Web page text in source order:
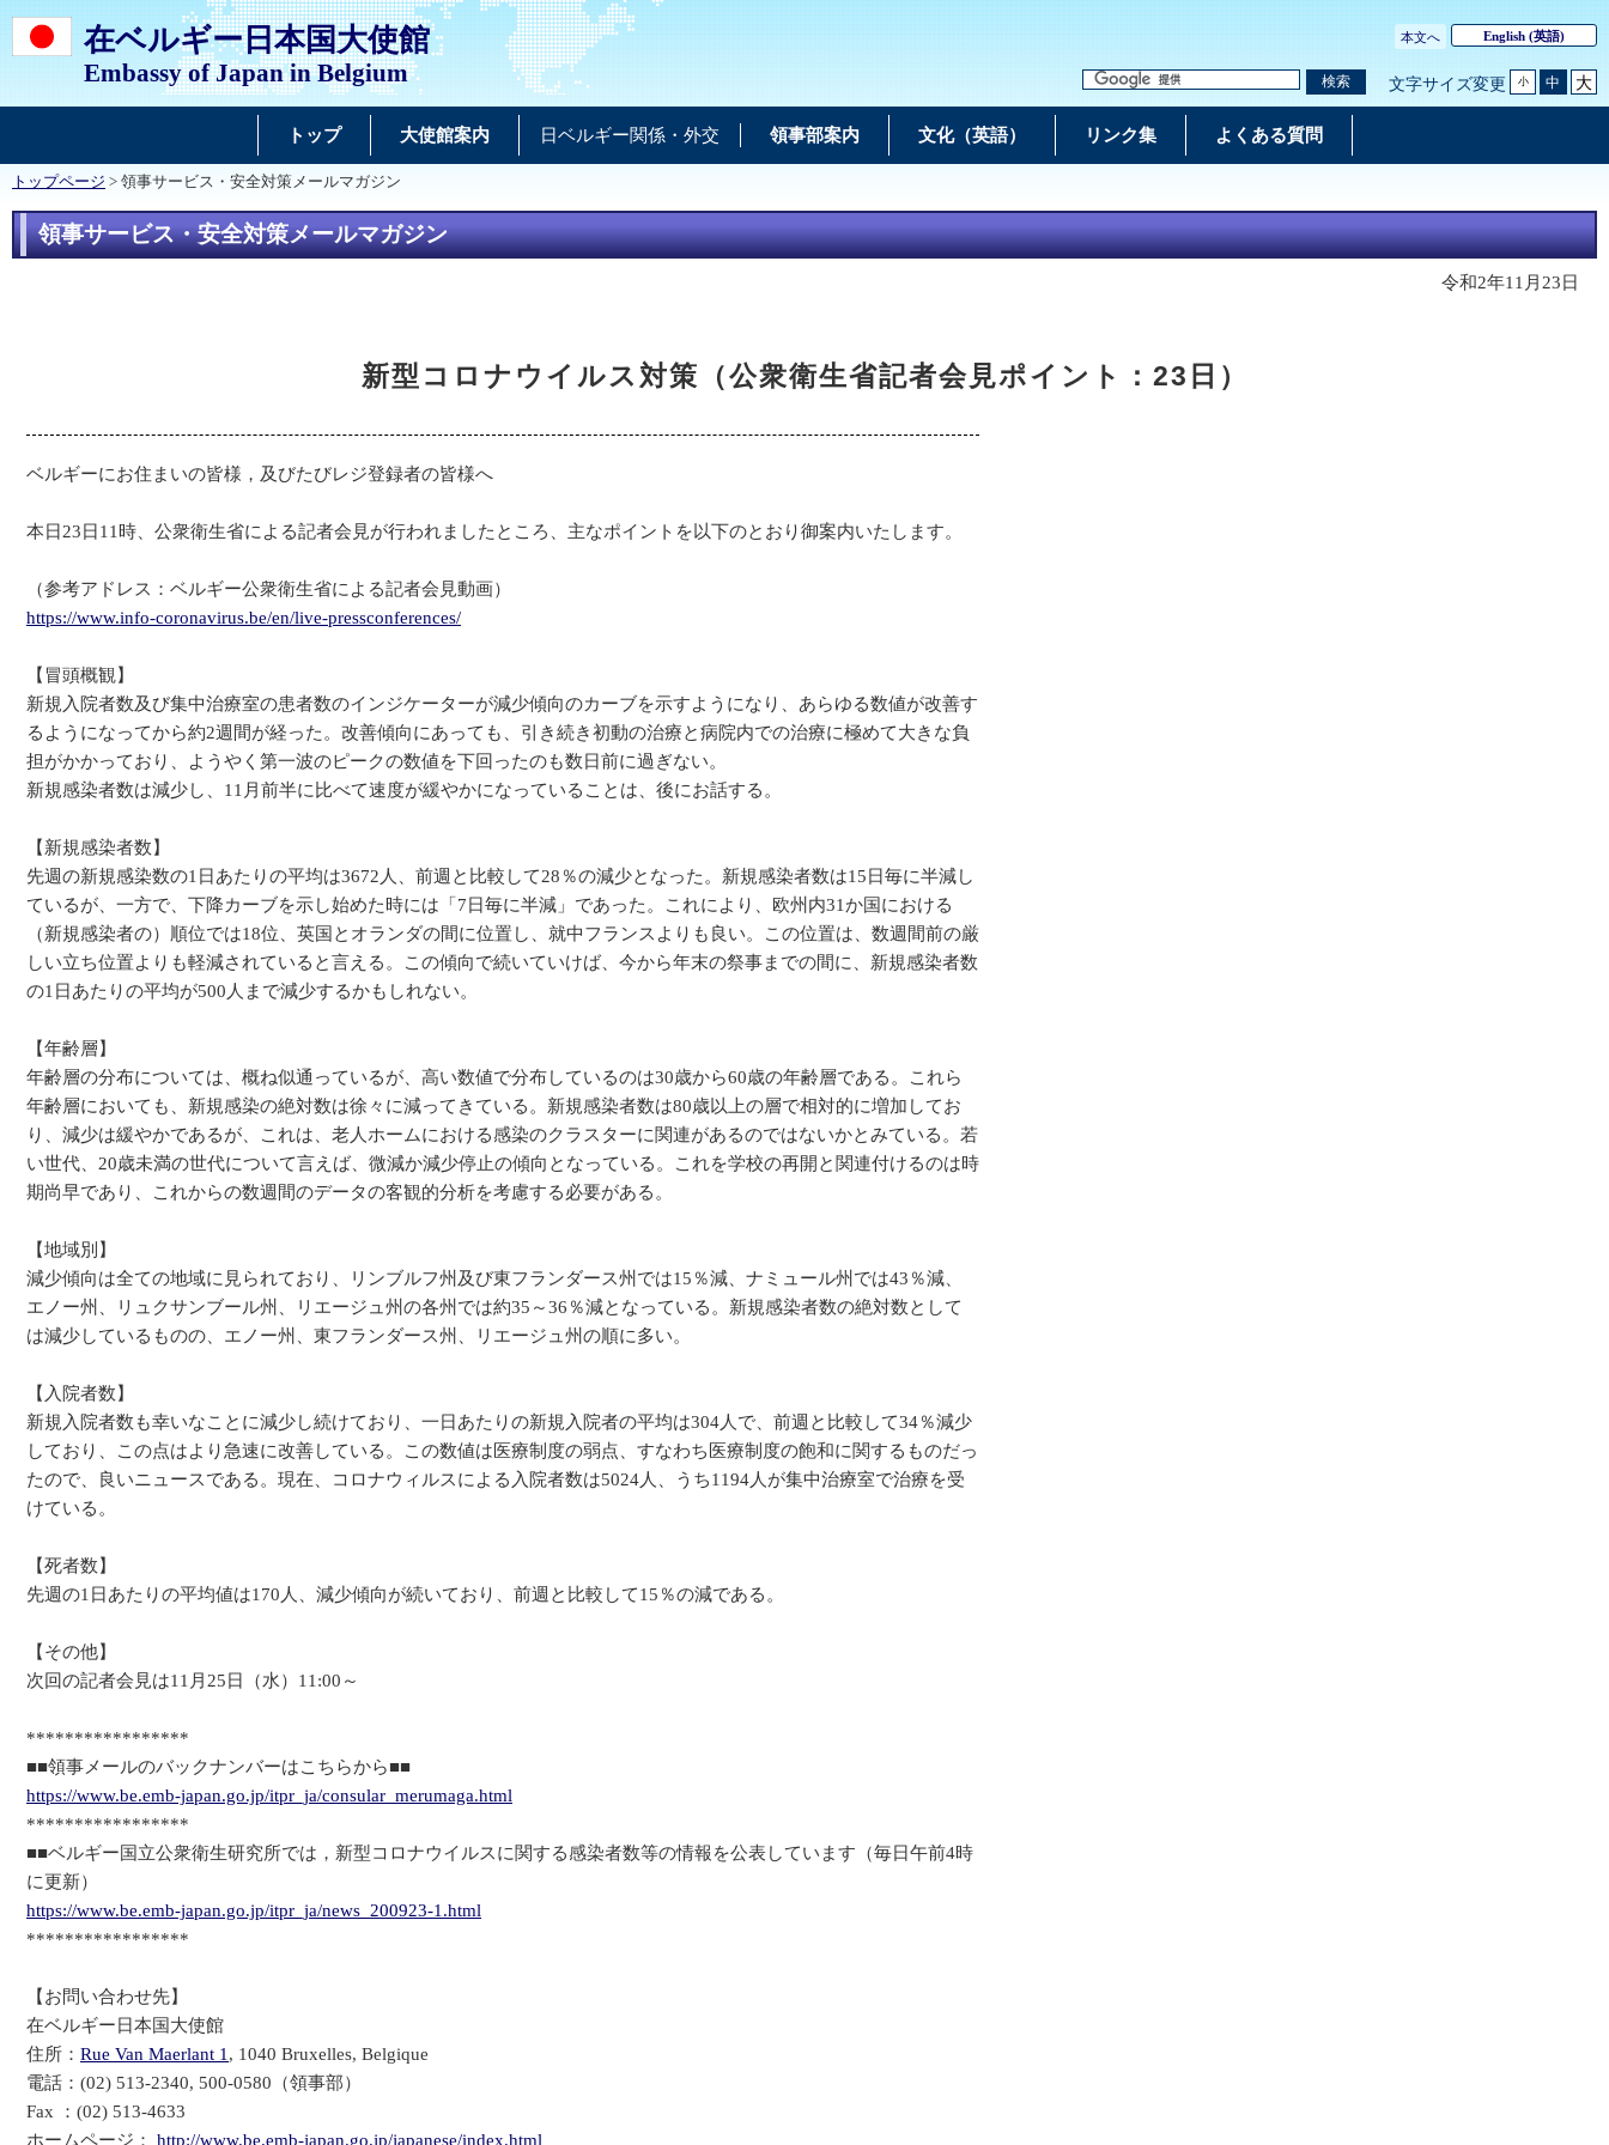
在ベルギー日本国大使館
Embassy of Japan in Belgium
本文へ English(英語)
検索 文字サイズ変更 小 中 大
トップ 大使館案内 日ベルギー関係・外交 領事部案内 文化（英語） リンク集 よくある質問
トップページ > 領事サービス・安全対策メールマガジン
領事サービス・安全対策メールマガジン
令和2年11月23日
新型コロナウイルス対策（公衆衛生省記者会見ポイント：23日）
ベルギーにお住まいの皆様，及びたびレジ登録者の皆様へ
本日23日11時、公衆衛生省による記者会見が行われましたところ、主なポイントを以下のとおり御案内いたします。
（参考アドレス：ベルギー公衆衛生省による記者会見動画）
https://www.info-coronavirus.be/en/live-pressconferences/
【冒頭概観】
新規入院者数及び集中治療室の患者数のインジケーターが減少傾向のカーブを示すようになり、あらゆる数値が改善す
るようになってから約2週間が経った。改善傾向にあっても、引き続き初動の治療と病院内での治療に極めて大きな負
担がかかっており、ようやく第一波のピークの数値を下回ったのも数日前に過ぎない。
新規感染者数は減少し、11月前半に比べて速度が緩やかになっていることは、後にお話する。
【新規感染者数】
先週の新規感染数の1日あたりの平均は3672人、前週と比較して28％の減少となった。新規感染者数は15日毎に半減し
ているが、一方で、下降カーブを示し始めた時には「7日毎に半減」であった。これにより、欧州内31か国における
（新規感染者の）順位では18位、英国とオランダの間に位置し、就中フランスよりも良い。この位置は、数週間前の厳
しい立ち位置よりも軽減されていると言える。この傾向で続いていけば、今から年末の祭事までの間に、新規感染者数
の1日あたりの平均が500人まで減少するかもしれない。
【年齢層】
年齢層の分布については、概ね似通っているが、高い数値で分布しているのは30歳から60歳の年齢層である。これら
年齢層においても、新規感染の絶対数は徐々に減ってきている。新規感染者数は80歳以上の層で相対的に増加してお
り、減少は緩やかであるが、これは、老人ホームにおける感染のクラスターに関連があるのではないかとみている。若
い世代、20歳未満の世代について言えば、微減か減少停止の傾向となっている。これを学校の再開と関連付けるのは時
期尚早であり、これからの数週間のデータの客観的分析を考慮する必要がある。
【地域別】
減少傾向は全ての地域に見られており、リンブルフ州及び東フランダース州では15％減、ナミュール州では43％減、
エノー州、リュクサンブール州、リエージュ州の各州では約35～36％減となっている。新規感染者数の絶対数として
は減少しているものの、エノー州、東フランダース州、リエージュ州の順に多い。
【入院者数】
新規入院者数も幸いなことに減少し続けており、一日あたりの新規入院者の平均は304人で、前週と比較して34％減少
しており、この点はより急速に改善している。この数値は医療制度の弱点、すなわち医療制度の飽和に関するものだっ
たので、良いニュースである。現在、コロナウィルスによる入院者数は5024人、うち1194人が集中治療室で治療を受
けている。
【死者数】
先週の1日あたりの平均値は170人、減少傾向が続いており、前週と比較して15％の減である。
【その他】
次回の記者会見は11月25日（水）11:00～
*****************
■■領事メールのバックナンバーはこちらから■■
https://www.be.emb-japan.go.jp/itpr_ja/consular_merumaga.html
*****************
■■ベルギー国立公衆衛生研究所では，新型コロナウイルスに関する感染者数等の情報を公表しています（毎日午前4時
に更新）
https://www.be.emb-japan.go.jp/itpr_ja/news_200923-1.html
*****************
【お問い合わせ先】
在ベルギー日本国大使館
住所： Rue Van Maerlant 1 , 1040 Bruxelles, Belgique
電話：(02) 513-2340, 500-0580（領事部）
Fax ：(02) 513-4633
ホームページ： http://www.be.emb-japan.go.jp/japanese/index.html